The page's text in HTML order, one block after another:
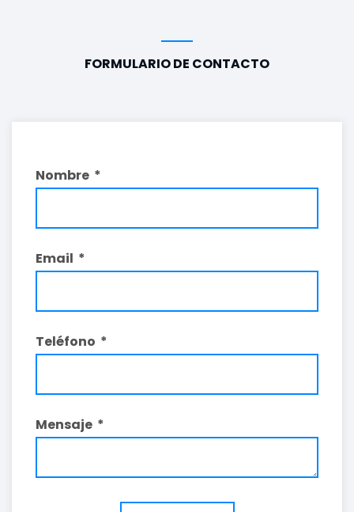
FORMULARIO DE CONTACTO
Nombre
Email
Teléfono
Mensaje